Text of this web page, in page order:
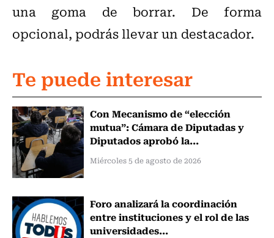
una goma de borrar. De forma
opcional, podrás llevar un destacador.
Te puede interesar
Con Mecanismo de “elección
mutua”: Cámara de Diputadas y
Diputados aprobó la...
Miércoles 5 de agosto de 2026
Foro analizará la coordinación
entre instituciones y el rol de las
universidades...